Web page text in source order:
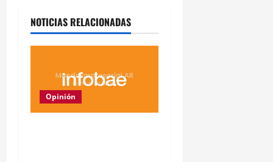
NOTICIAS RELACIONADAS
Opinión